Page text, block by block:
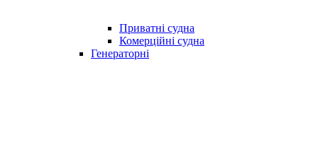
Приватні судна
Комерційні судна
Генераторні